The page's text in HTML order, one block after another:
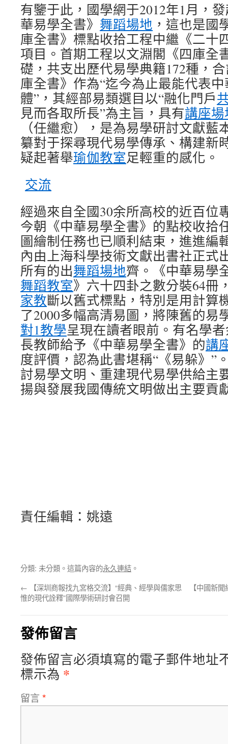
有鑒于此，國學網于2012年1月，
華易學全書》 舞蹈場地 ，這也是國
庫全書》標點收拾工程中繼《二十
項目。首期工程以文淵閣《四庫全
礎，共支出歷代易學典籍172種，
庫全書》作為“迄今為止最能代表
體”，其經部易類選目以“融化門戶
見而各取所長”為主旨，具有講座場
（任繼愈），是為易學研討文獻藍
纂對于探尋現代易學傳承、構建新
疑起著舉瑜伽教室足輕重的感化。
交流
經過來自全國30余所高校的近百位
今朝《中華易學全書》的點校收拾
圖繪制任務也已順利結束，進進編
內由上海科學技術文獻出書社正式
所有的出舞蹈場地齊。《中華易學
舞蹈教室》六十四卦之數分裝64冊
家教斷以舊式標點，特別是用計算
了2000多幅高清易圖，將陳舊的易
對1教學呈現在讀者眼前。有名學
長教師給予《中華易學全書》的講
度評價，認為此書堪稱“《易躲》”
討易學文明、重建現代易學供給主
揚與發展我國傳統文明做出主要貢
責任編輯：姚遠
分類: 未分類。這篇內容的永久連結 。
← 【深圳商報找九宮格交流】“經典、經學與儒家思
惟的現代詮釋”國際學術研討會召開
【中國新
發佈留言
發佈留言必須填寫的電子郵件地址
標示為 *
留言 *